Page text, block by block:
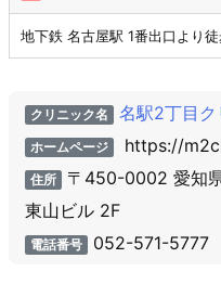
地下鉄 名古屋駅 1番出口より
クリニック名 名駅2丁目ク
ホームページ https://
住所 〒450-0002 愛知
東山ビル 2F
電話番号 052-571-5777